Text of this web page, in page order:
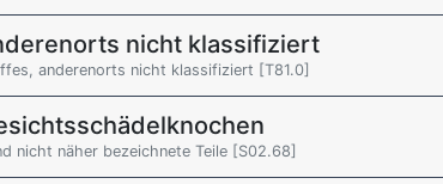
nicht klassifiziert
anderenorts nicht klassifiziert [T81.0]
nicht näher bezeichnete Teile [S02.68]